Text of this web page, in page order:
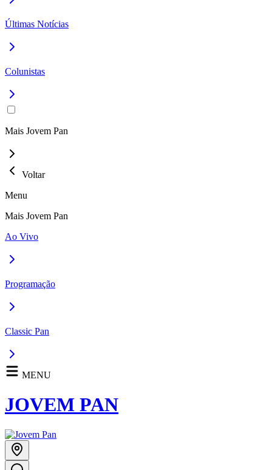
Últimas Notícias
Colunistas
Mais Jovem Pan
Voltar
Menu
Mais Jovem Pan
Ao Vivo
Programação
Classic Pan
MENU
JOVEM PAN